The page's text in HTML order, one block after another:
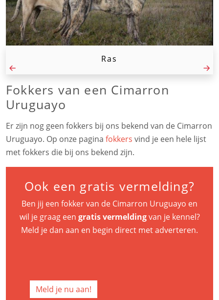
Ras
Fokkers van een Cimarron
Uruguayo
Er zijn nog geen fokkers bij ons bekend van de Cimarron
Uruguayo. Op onze pagina fokkers vind je een hele lijst
met fokkers die bij ons bekend zijn.
Ook een gratis vermelding?
Ben jij een fokker van de Cimarron Uruguayo en
wil je graag een gratis vermeldingvan je kennel?
Meld je dan aan en begin direct met adverteren.
Meld je nu aan!